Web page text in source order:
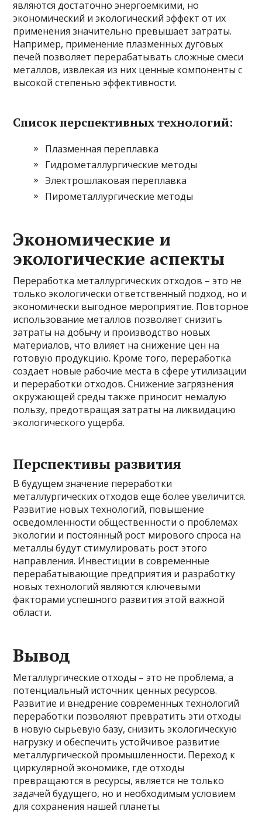
являются достаточно энергоемкими, но
экономический и экологический эффект от их
применения значительно превышает затраты.
Например, применение плазменных дуговых
печей позволяет перерабатывать сложные смеси
металлов, извлекая из них ценные компоненты с
высокой степенью эффективности.
Список перспективных технологий:
Плазменная переплавка
Гидрометаллургические методы
Электрошлаковая переплавка
Пирометаллургические методы
Экономические и
экологические аспекты
Переработка металлургических отходов – это не
только экологически ответственный подход, но и
экономически выгодное мероприятие. Повторное
использование металлов позволяет снизить
затраты на добычу и производство новых
материалов, что влияет на снижение цен на
готовую продукцию. Кроме того, переработка
создает новые рабочие места в сфере утилизации
и переработки отходов. Снижение загрязнения
окружающей среды также приносит немалую
пользу, предотвращая затраты на ликвидацию
экологического ущерба.
Перспективы развития
В будущем значение переработки
металлургических отходов еще более увеличится.
Развитие новых технологий, повышение
осведомленности общественности о проблемах
экологии и постоянный рост мирового спроса на
металлы будут стимулировать рост этого
направления. Инвестиции в современные
перерабатывающие предприятия и разработку
новых технологий являются ключевыми
факторами успешного развития этой важной
области.
Вывод
Металлургические отходы – это не проблема, а
потенциальный источник ценных ресурсов.
Развитие и внедрение современных технологий
переработки позволяют превратить эти отходы
в новую сырьевую базу, снизить экологическую
нагрузку и обеспечить устойчивое развитие
металлургической промышленности. Переход к
циркулярной экономике, где отходы
превращаются в ресурсы, является не только
задачей будущего, но и необходимым условием
для сохранения нашей планеты.